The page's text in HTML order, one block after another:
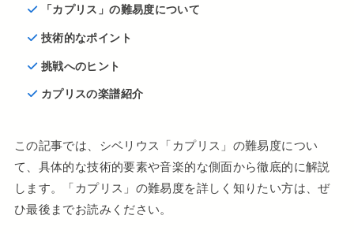
「カプリス」の難易度について
技術的なポイント
挑戦へのヒント
カプリスの楽譜紹介
この記事では、シベリウス「カプリス」の難易度につい
て、具体的な技術的要素や音楽的な側面から徹底的に解説
します。「カプリス」の難易度を詳しく知りたい方は、ぜ
ひ最後までお読みください。